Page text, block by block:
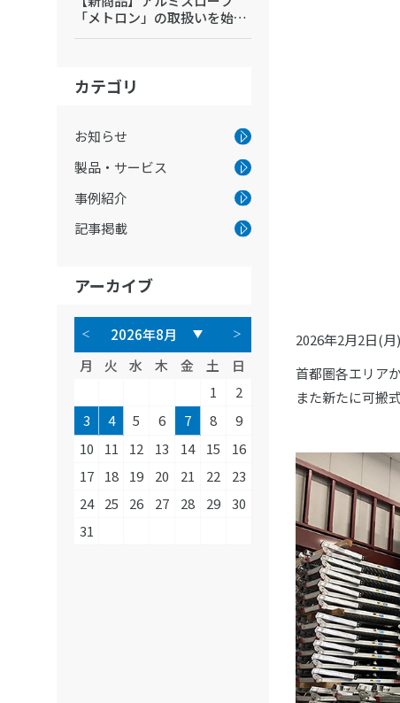
2026年2月2日(
首都圏各エリア
また新たに可搬
「メトロン」の取扱いを始め
ます
カテゴリ
お知らせ
製品・サービス
事例紹介
記事掲載
アーカイブ
月 火 水 木 金 土
日
1
2
3
4 5 6 7 8
9
10
11 12 13 14 15
16
17
18 19 20 21 22
23
24
25 26 27 28 29
30
31